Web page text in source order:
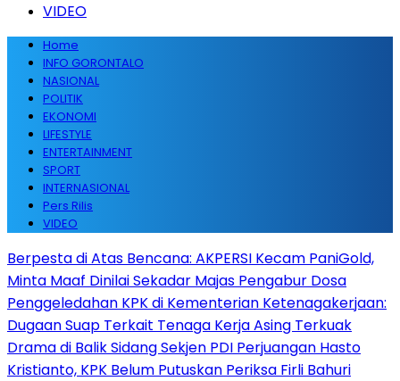
VIDEO
Home
INFO GORONTALO
NASIONAL
POLITIK
EKONOMI
LIFESTYLE
ENTERTAINMENT
SPORT
INTERNASIONAL
Pers Rilis
VIDEO
Berpesta di Atas Bencana: AKPERSI Kecam PaniGold,
Minta Maaf Dinilai Sekadar Majas Pengabur Dosa
Penggeledahan KPK di Kementerian Ketenagakerjaan:
Dugaan Suap Terkait Tenaga Kerja Asing Terkuak
Drama di Balik Sidang Sekjen PDI Perjuangan Hasto
Kristianto, KPK Belum Putuskan Periksa Firli Bahuri